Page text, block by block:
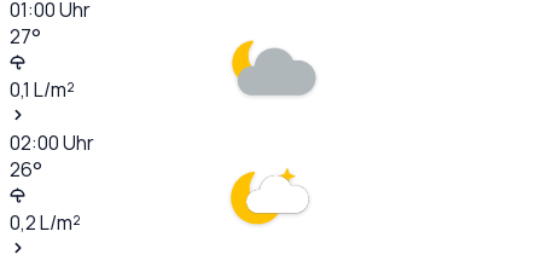
01:00Uhr
27°
0,1 L/m²
02:00Uhr
26°
0,2L/m²